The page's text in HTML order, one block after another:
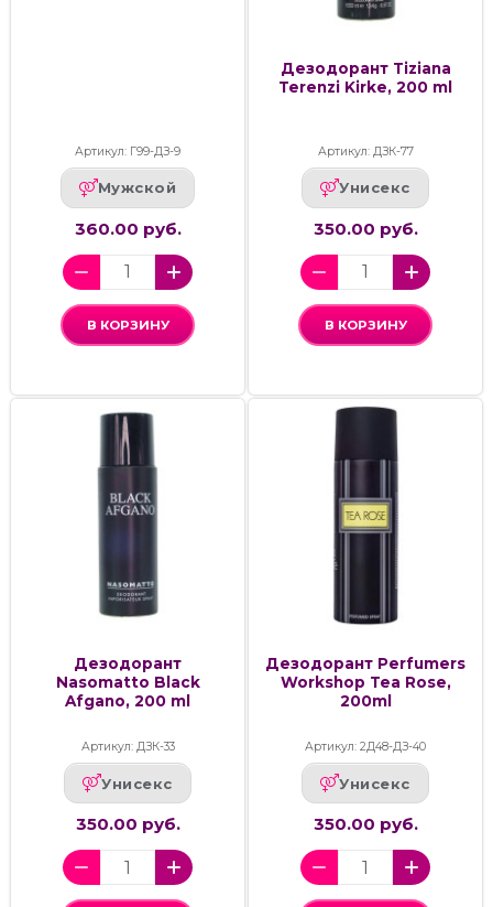
Артикул: Г99-ДЗ-9
Мужской
360.00 руб.
В КОРЗИНУ
Дезодорант Tiziana
Terenzi Kirke, 200 ml
Артикул: ДЗК-77
Унисекс
350.00 руб.
В КОРЗИНУ
Дезодорант
Nasomatto Black
Afgano, 200 ml
Артикул: ДЗК-33
Унисекс
350.00 руб.
Дезодорант Perfumers
Workshop Tea Rose,
200ml
Артикул: 2Д48-ДЗ-40
Унисекс
350.00 руб.